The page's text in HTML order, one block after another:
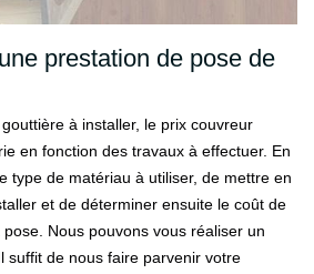
prestation de pose de
à installer, le prix couvreur
en fonction des travaux à effectuer. En
type de matériau à utiliser, de mettre en
et de déterminer ensuite le coût de
Nous pouvons vous réaliser un
suffit de nous faire parvenir votre